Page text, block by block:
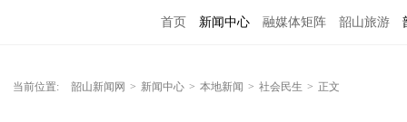
首页 新闻中心 融媒体矩阵 韶山旅游
当前位置: 韶山新闻网 > 新闻中心 > 本地新闻 > 社会民生 > 正文